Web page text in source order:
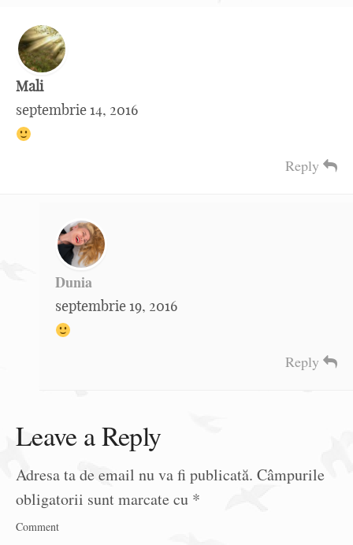
Mali
septembrie 14, 2016
Reply
Dunia
septembrie 19, 2016
Reply
Leave a Reply
Adresa ta de email nu va fi publicată. Câmpurile
obligatorii sunt marcate cu *
Comment